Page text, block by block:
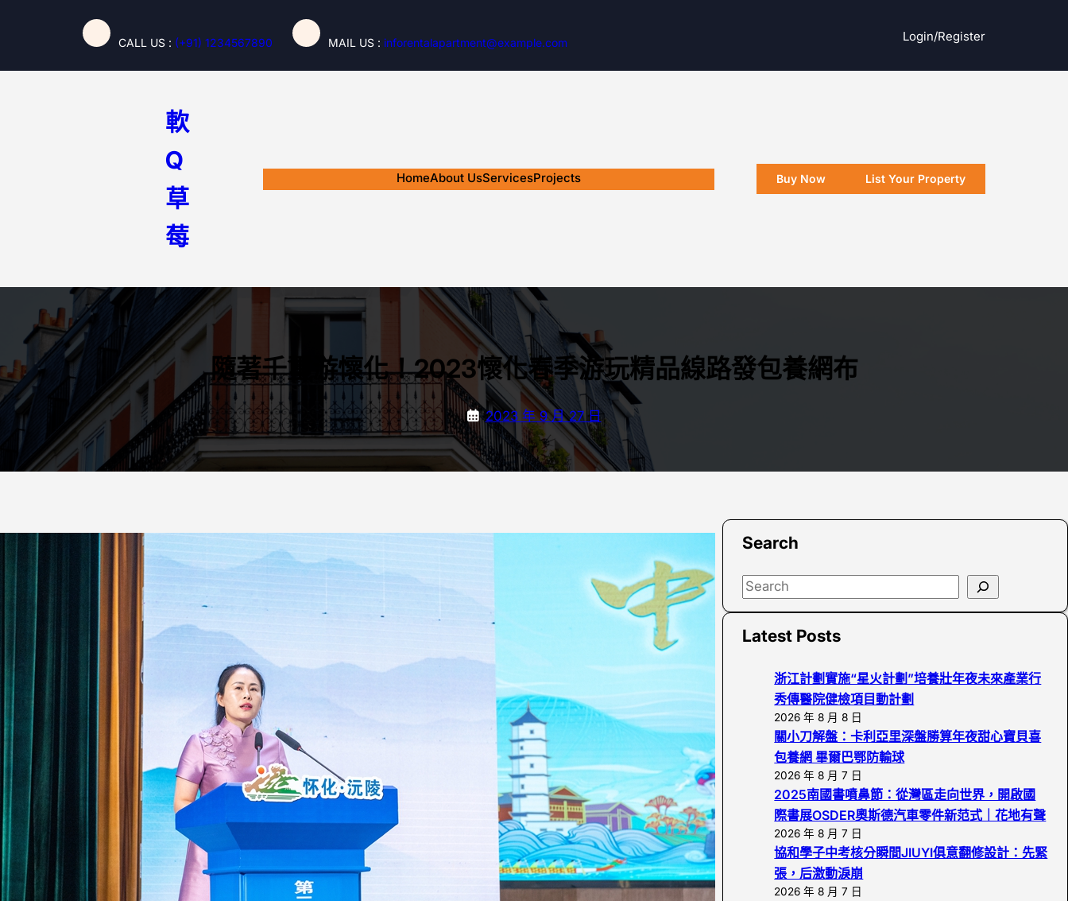
要
CALL US : (+91) 1234567890 MAIL US : inforentalapartment@example.com Login/register
軟
Q
草
莓
HomeAbout UsServicesProjects Buy Now List Your Property
隨著千璽游懷化！2023懷化春季游玩精品線路發包養網布
2023 年 9 月 27 日
Search
S
a
r
Latest Posts
浙江計劃實施“星火計劃”培養壯年夜未來產業行
秀傳醫院健檢項目動計劃
2026 年 8 月 8 日
關小刀解盤：卡利亞里深盤勝算年夜甜心寶貝喜
包養網 畢爾巴鄂防輸球
2026 年 8 月 7 日
2025南國書噴鼻節：從灣區走向世界，開啟國
際書展OSDER奧斯德汽車零件新范式｜花地有聲
2026 年 8 月 7 日
協和學子中考核分瞬間JIUYI俱意翻修設計：先緊
張，后激動淚崩
2026 年 8 月 7 日